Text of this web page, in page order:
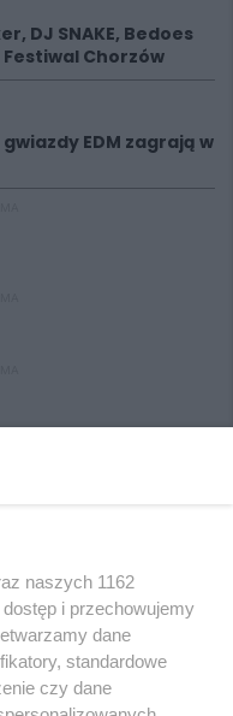
DJ SNAKE, Bedoes
Festiwal Chorzów
EDM zagrają w
naszych 1162
i przechowujemy
dane
standardowe
czy dane